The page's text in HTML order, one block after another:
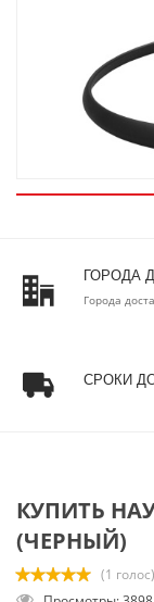
ГОРОДА
Города
СРОКИ
КУПИТЬ
(ЧЕРНЫЙ)
(1 голос)